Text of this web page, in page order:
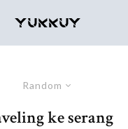
Random
ke serang